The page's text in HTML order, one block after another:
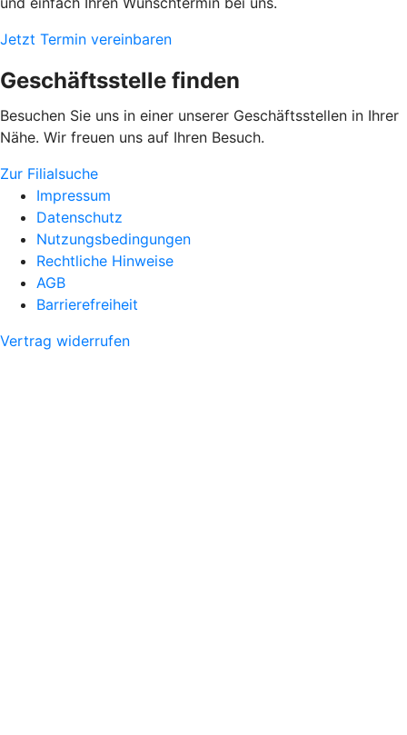
Jetzt Termin vereinbaren
Geschäftsstelle finden
Besuchen Sie uns in einer unserer Geschäftsstellen in Ihrer
Nähe. Wir freuen uns auf Ihren Besuch.
Zur Filialsuche
Impressum
Datenschutz
Nutzungsbedingungen
Rechtliche Hinweise
AGB
Barrierefreiheit
Vertrag widerrufen